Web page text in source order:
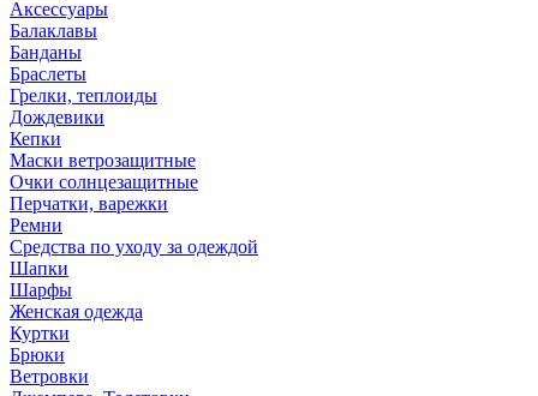
Аксессуары
Балаклавы
Банданы
Браслеты
Грелки, теплоиды
Дождевики
Кепки
Маски ветрозащитные
Очки солнцезащитные
Перчатки, варежки
Ремни
Средства по уходу за одеждой
Шапки
Шарфы
Женская одежда
Куртки
Брюки
Ветровки